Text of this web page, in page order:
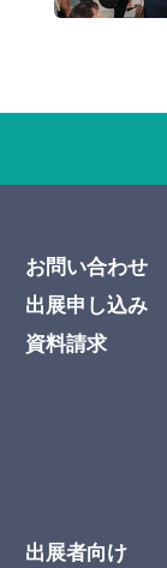
お問い合わせ
出展申し込み
資料請求
出展者向け